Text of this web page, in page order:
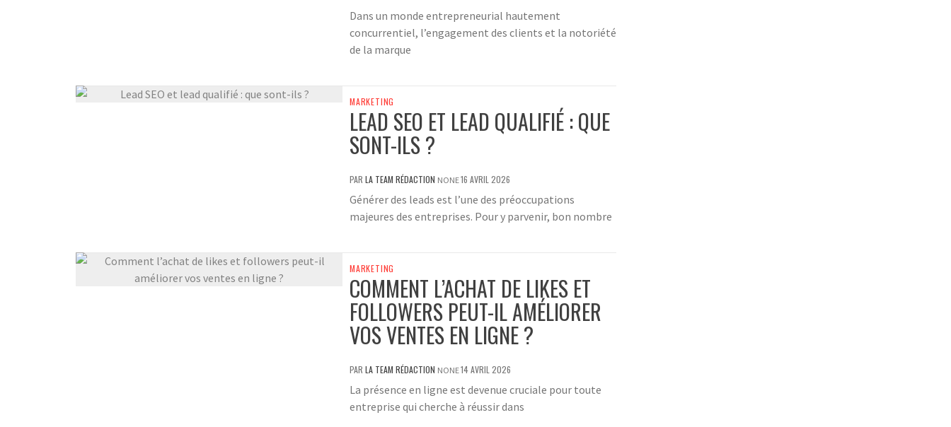
Dans un monde entrepreneurial hautement
concurrentiel, l’engagement des clients et la notoriété
de la marque
MARKETING
LEAD SEO ET LEAD QUALIFIÉ : QUE
SONT-ILS ?
PAR LA TEAM RÉDACTION NONE16 AVRIL 2026
Générer des leads est l’une des préoccupations
majeures des entreprises. Pour y parvenir, bon nombre
MARKETING
COMMENT L’ACHAT DE LIKES ET
FOLLOWERS PEUT-IL AMÉLIORER
VOS VENTES EN LIGNE ?
PAR LA TEAM RÉDACTION NONE14 AVRIL 2026
La présence en ligne est devenue cruciale pour toute
entreprise qui cherche à réussir dans